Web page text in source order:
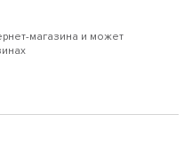
магазина и может